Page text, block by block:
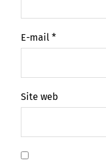
E-mail *
Site web